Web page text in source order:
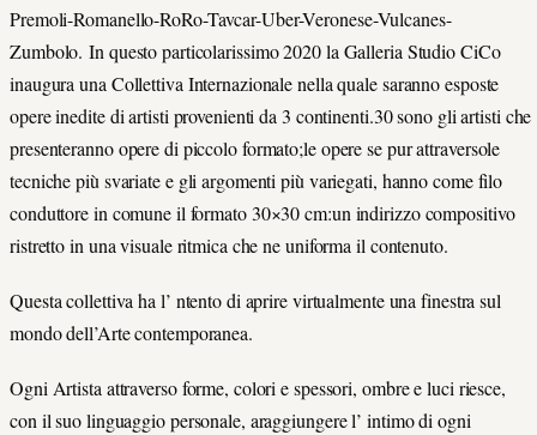
Premoli-Romanello-RoRo-Tavcar-Uber-Veronese-Vulcanes-
Zumbolo. In questo particolarissimo 2020 la Galleria Studio CiCo
inaugura una Collettiva Internazionale nella quale saranno esposte
opere inedite di artisti provenienti da 3 continenti.30 sono gli artisti che
presenteranno opere di piccolo formato;le opere se pur attraversole
tecniche più svariate e gli argomenti più variegati, hanno come filo
conduttore in comune il formato 30×30 cm:un indirizzo compositivo
ristretto in una visuale ritmica che ne uniforma il contenuto.
Questa collettiva ha l’ ntento di aprire virtualmente una finestra sul
mondo dell’Arte contemporanea.
Ogni Artista attraverso forme, colori e spessori, ombre e luci riesce,
con il suo linguaggio personale, araggiungere l’ intimo di ogni